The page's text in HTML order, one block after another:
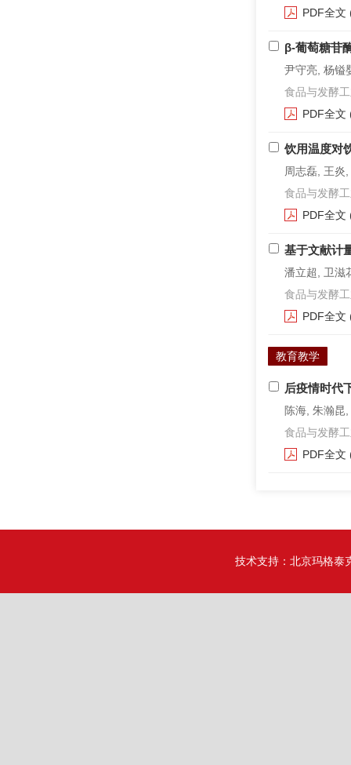
PDF全文
β-葡萄糖苷
尹守亮, 杨镒
食品与发酵
PDF全文
饮用温度对
周志磊, 王炎
食品与发酵
PDF全文
基于文献计
潘立超, 卫滋
食品与发酵
PDF全文
教育教学
后疫情时代
陈海, 朱瀚昆
食品与发酵
PDF全文
技术支持： 北京玛格泰